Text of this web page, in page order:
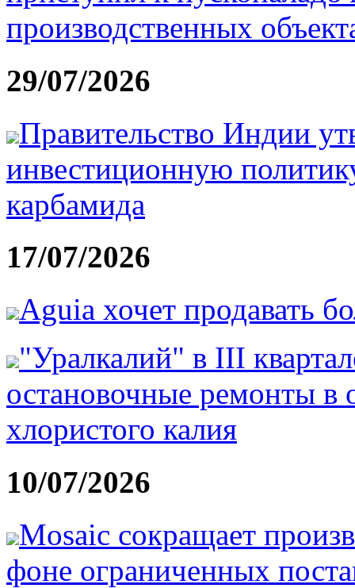
производственных
29/07/2026
Правительство Индии
инвестиционную
карбамида
17/07/2026
Aguia хочет продавать
"Уралкалий" в III
остановочные ремонты в
хлористого калия
10/07/2026
Mosaic сокращает
фоне ограниченных